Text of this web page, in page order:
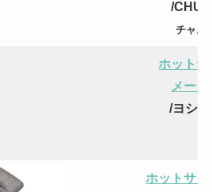
/
チャム
ホットサ
メー
/ヨシ
ホットサ